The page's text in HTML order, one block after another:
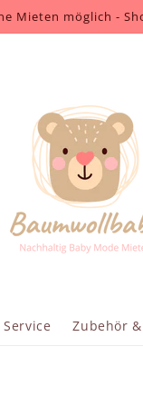
Mieten möglich -
Service Zubehör